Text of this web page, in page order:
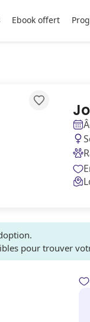
Ebook offert
pour trouver